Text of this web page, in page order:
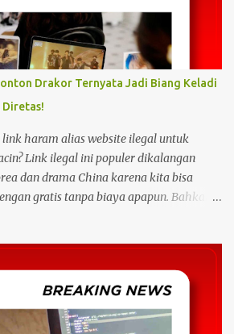
Drakor Ternyata Jadi Biang Keladi
haram alias website ilegal untuk
Link ilegal ini populer dikalangan
dan drama China karena kita bisa
gratis tanpa biaya apapun. Bahkan
sekarang juga. Pasalnya menonton
apapun itu di situs tidak resmi disebut
peretasan pada perangkat elektronik.
oleh pengguna media sosial X,